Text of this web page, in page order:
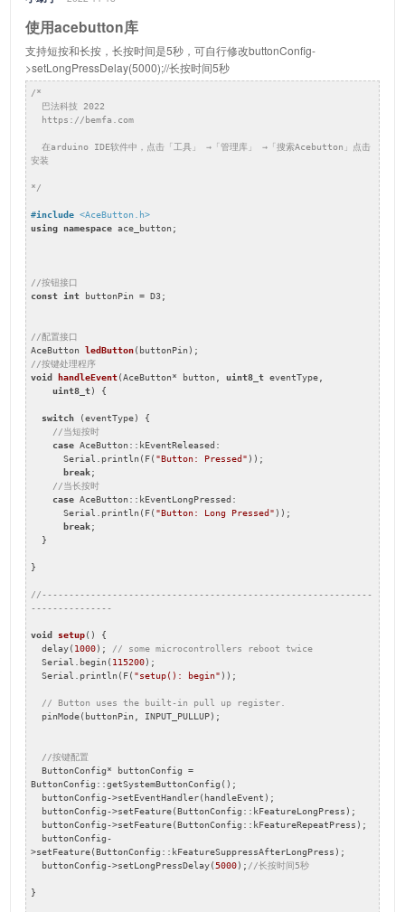
使用acebutton库
支持短按和长按，长按时间是5秒，可自行修改buttonConfig-
>setLongPressDelay(5000);//长按时间5秒
/*
安装
*/
#include <AceButton.h>
using namespace ace_button;
//按钮接口
const
int buttonPin = D3;
//配置接口
AceButton ledButton(buttonPin)
//按键处理程序
void
handleEvent(AceButton* button, uint8_t eventType,
uint8_t) {
switch (eventType) {
//当短按时
case AceButton::kEventReleased:
      Serial.println(F(
"Button: Pressed" ));
break;
//当长按时
case AceButton::kEventLongPressed:
      Serial.println(F(
"Button: Long Pressed" ));
break;
}
//-------------------------------------------------------------
---------------
void setup()
{
  delay(
1000);
// some microcontrollers reboot twice
  Serial.begin(
115200);
  Serial.println(F(
"setup(): begin" ));
// Button uses the built-in pull up register.
//按键配置
ButtonConfig::getSystemButtonConfig();
>setFeature(ButtonConfig::kFeatureSuppressAfterLongPress);
  buttonConfig->setLongPressDelay(
5000); //长按时间5秒
}